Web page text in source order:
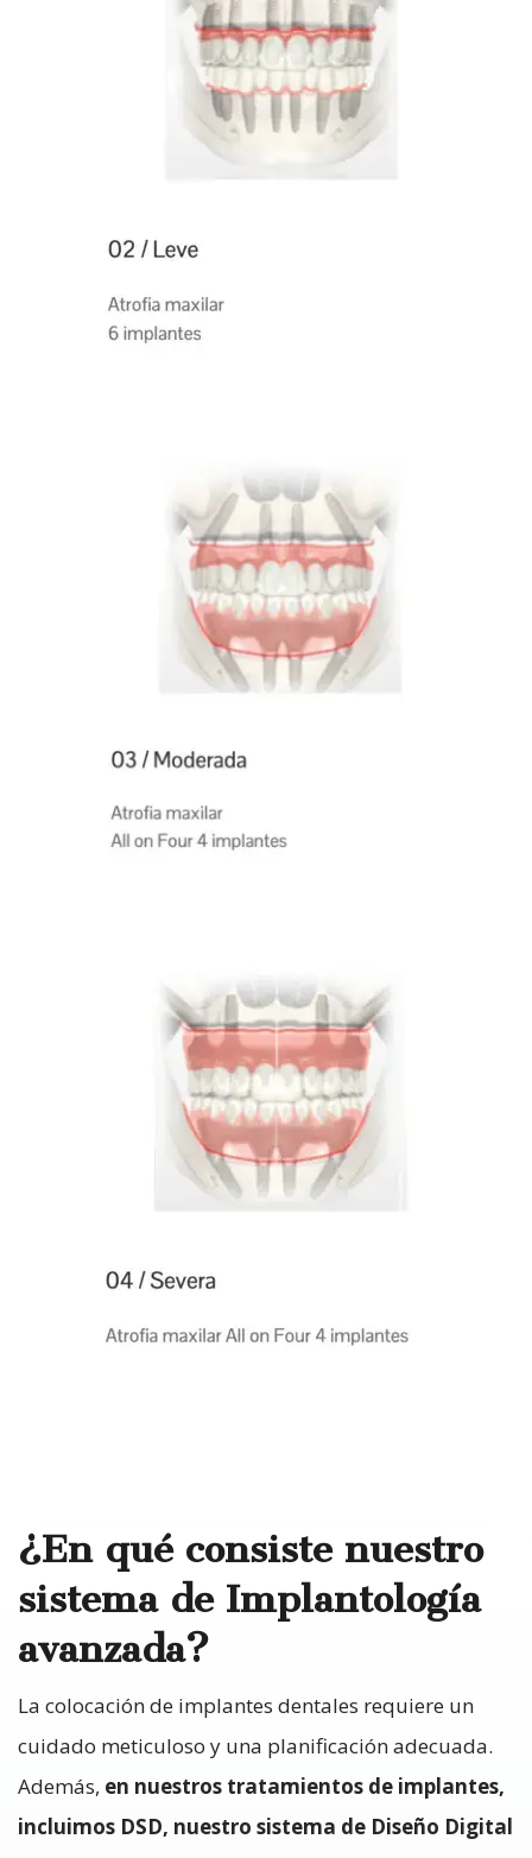
¿En qué consiste nuestro
sistema de Implantología
avanzada?
La colocación de implantes dentales requiere un
cuidado meticuloso y una planificación adecuada.
Además, en nuestros tratamientos de implantes,
incluimos DSD, nuestro sistema de Diseño Digital